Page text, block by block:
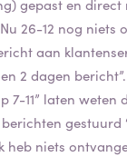
gepast en direct
26-12 nog niets
aan
2 dagen
7-11” laten weten
gestuurd
heb niets